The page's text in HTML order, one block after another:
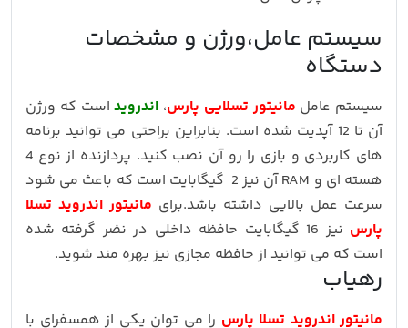
سیستم عامل،ورژن و مشخصات
دستگاه
سیستم عامل مانیتور تسلایی پارس، اندروید است که ورژن
آن تا 12 آپدیت شده است. بنابراین براحتی می توانید برنامه
های کاربردی و بازی را رو آن نصب کنید. پردازنده از نوع 4
هسته ای و RAM آن نیز 2 گیگابایت است که باعث می شود
سرعت عمل بالایی داشته باشد.برای مانیتور اندروید تسلا
پارس
نیز 16 گیگابایت حافظه داخلی در نضر گرفته شده
است که می توانید از حافظه مجازی نیز بهره مند شوید.
رهیاب
مانیتور اندروید تسلا پارس را می توان یکی از همسفرای با